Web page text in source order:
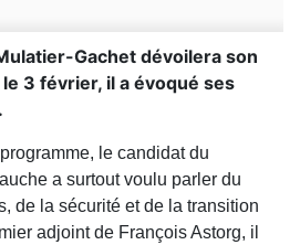
Gachet dévoilera son
3 février, il a évoqué ses
le candidat du
a surtout voulu parler du
de la sécurité et de la transition
adjoint de François Astorg, il